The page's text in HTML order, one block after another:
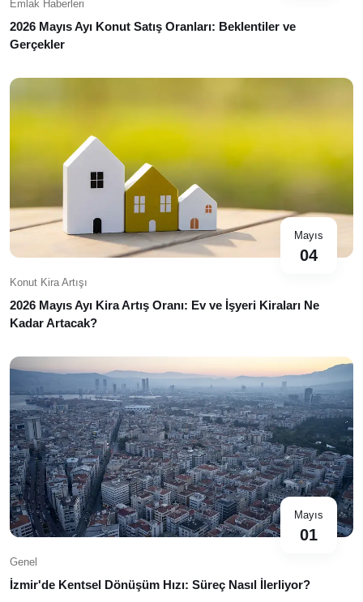
Emlak Haberleri
2026 Mayıs Ayı Konut Satış Oranları: Beklentiler ve
Gerçekler
Mayıs
04
Konut Kira Artışı
2026 Mayıs Ayı Kira Artış Oranı: Ev ve İşyeri Kiraları Ne
Kadar Artacak?
Mayıs
01
Genel
İzmir'de Kentsel Dönüşüm Hızı: Süreç Nasıl İlerliyor?